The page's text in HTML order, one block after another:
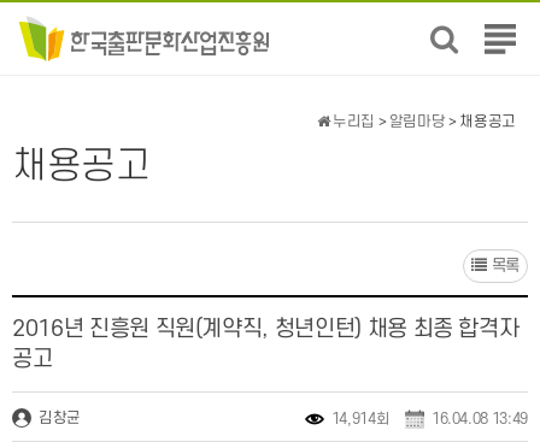
전
뉴
채용공고
누리집 > 알림마당 > 채용공고
목록
2016년 진흥원 직원(계약직, 청년인턴) 채용 최종 합격자
공고
김창균 14,914회 16.04.08 13:49